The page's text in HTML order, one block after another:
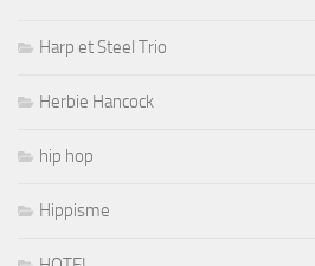
Harp et Steel Trio
Herbie Hancock
hip hop
Hippisme